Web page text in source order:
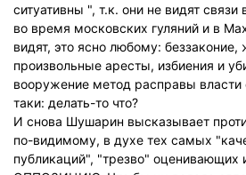
ситуативны ", т.к. они не видят
во время московских гуляний и в
видят, это ясно любому: беззаконие,
произвольные аресты, избиения и
вооружение метод расправы власти
таки: делать-то что?
И снова Шушарин высказывает
по-видимому, в духе тех самых
публикаций", "трезво" оценивающих